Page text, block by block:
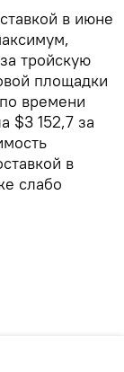
в июне
тройскую
площадки
времени
$3 152,7 за
в
слабо